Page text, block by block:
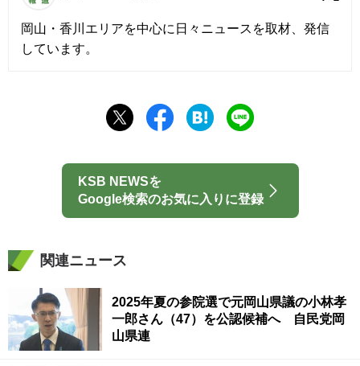
岡山・香川エリアを中心に日々ニュースを取材、発信
しています。
KSB NEWSを
Google検索のお気に入りに登録
関連ニュース
2025年夏の参院選で元岡山県議の小林孝
一郎さん（47）を公認候補へ 自民党岡
山県連